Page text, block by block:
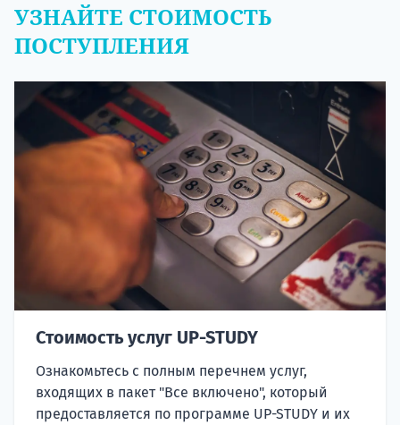
УЗНАЙТЕ СТОИМОСТЬ
ПОСТУПЛЕНИЯ
Стоимость услуг UP-STUDY
Ознакомьтесь с полным перечнем услуг,
входящих в пакет "Все включено", который
предоставляется по программе UP-STUDY и их